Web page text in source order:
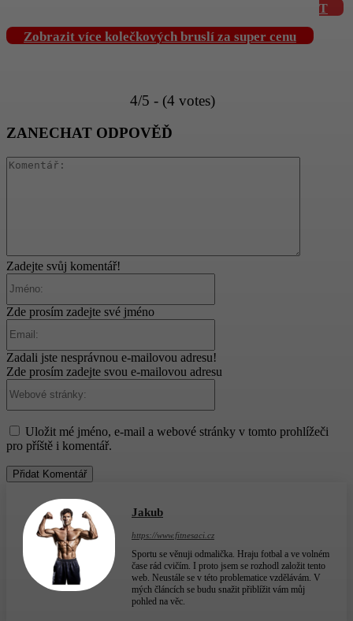
T
Zobrazit více kolečkových bruslí za super cenu
4/5 - (4 votes)
ZANECHAT ODPOVĚĎ
Zadejte svůj komentář!
Zde prosím zadejte své jméno
Zadali jste nesprávnou e-mailovou adresu!
Zde prosím zadejte svou e-mailovou adresu
Uložit mé jméno, e-mail a webové stránky v tomto prohlížeči
pro příště i komentář.
Jakub
https://www.fitnesaci.cz
Sportu se věnuji odmalička. Hraju fotbal a ve volném
čase rád cvičím. I proto jsem se rozhodl založit tento
web. Neustále se v této problematice vzdělávám. V
mých článcích se budu snažit přiblížit vám můj
pohled na věc.